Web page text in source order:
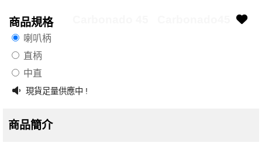
商品規格
喇叭柄
直柄
中直
現貨足量供應中 !
商品簡介